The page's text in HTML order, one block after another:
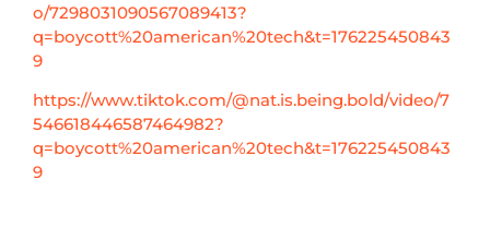
o/7298031090567089413?
q=boycott%20american%20tech&t=176225450843
9
https://www.tiktok.com/@nat.is.being.bold/video/7
546618446587464982?
q=boycott%20american%20tech&t=176225450843
9